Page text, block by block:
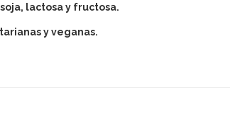
lactosa y fructosa.
y veganas.